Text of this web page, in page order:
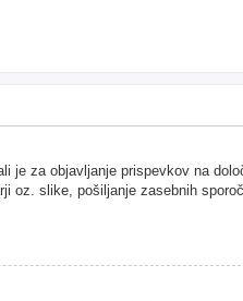
je za objavljanje prispevkov na
oz. slike, pošiljanje zasebnih